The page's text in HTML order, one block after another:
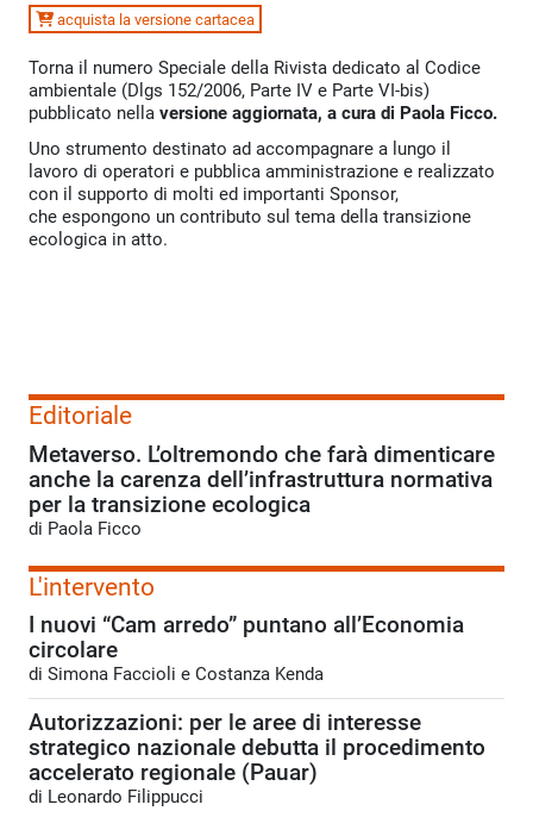
acquista la versione cartacea
Torna il numero Speciale della Rivista dedicato al Codice
ambientale (Dlgs 152/2006, Parte IV e Parte VI-bis)
pubblicato nella versione aggiornata, a cura di Paola Ficco.
Uno strumento destinato ad accompagnare a lungo il
lavoro di operatori e pubblica amministrazione e realizzato
con il supporto di molti ed importanti Sponsor,
che espongono un contributo sul tema della transizione
ecologica in atto.
Editoriale
Metaverso. L’oltremondo che farà dimenticare
anche la carenza dell’infrastruttura normativa
per la transizione ecologica
di Paola Ficco
L'intervento
I nuovi “Cam arredo” puntano all’Economia
circolare
di Simona Faccioli e Costanza Kenda
Autorizzazioni: per le aree di interesse
strategico nazionale debutta il procedimento
accelerato regionale (Pauar)
di Leonardo Filippucci